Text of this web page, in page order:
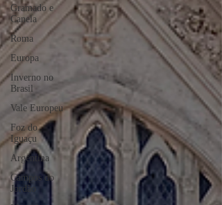
Gramado e
Canela
Roma
Europa
Inverno no
Brasil
Vale Europeu
Foz do
Iguaçu
Argentina
Campos do
Jordão